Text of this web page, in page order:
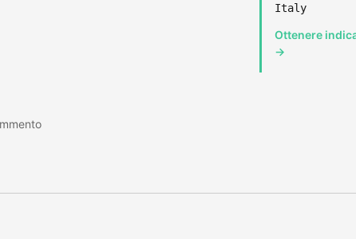
Italy
Ottenere
→